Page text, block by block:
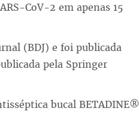
CoV-2 em apenas 15
(BDJ) e foi publicada
pela Springer
bucal BETADINE®